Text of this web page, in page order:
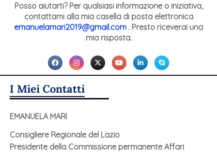
Posso aiutarti? Per qualsiasi informazione o iniziativa,
contattami alla mia casella di posta elettronica
emanuelamari2019@gmail.com . Presto riceverai una
mia risposta.
I Miei Contatti
EMANUELA MARI
Consigliere Regionale del Lazio
Presidente della Commissione permanente Affari